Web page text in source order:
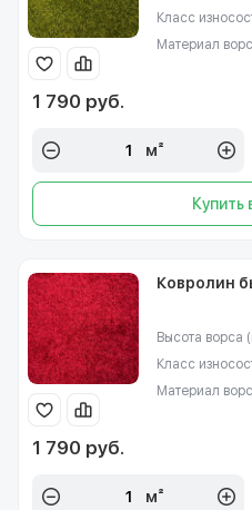
Класс
Материал
1 790 руб.
м²
Купить
Ковролин
Высота ворса
Класс
Материал
1 790 руб.
м²